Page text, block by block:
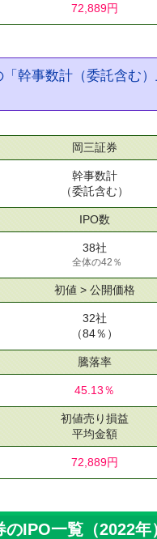
72,889円
「幹事数計（委託含む
岡三証券
幹事数計
（委託含む）
IPO数
38社
全体の42％
初値 > 公開価格
32社
（84％）
騰落率
45.13％
初値売り損益
平均金額
72,889円
のIPO一覧（2022年